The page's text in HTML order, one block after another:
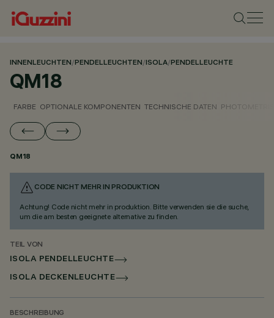
INNENLEUCHTEN/PENDELLEUCHTEN/ISOLA/PENDELLEUCHTE
QM18
FARBE OPTIONALE KOMPONENTEN TECHNISCHE DATEN
QM18
CODE NICHT MEHR IN PRODUKTION
Achtung! Code nicht mehr in produktion. Bitte verwenden sie die suche,
um die am besten geeignete alternative zu finden.
TEIL VON
ISOLA PENDELLEUCHTE
ISOLA DECKENLEUCHTE
BESCHREIBUNG